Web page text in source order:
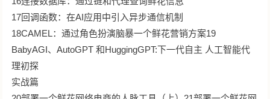
17回调函数：在AI应用中引入异步通信机制
18CAMEL：通过角色扮演脑暴一个鲜花营销方案19
BabyAGI、AutoGPT 和HuggingGPT:下一代自主 人工智能代
理初探
实战篇